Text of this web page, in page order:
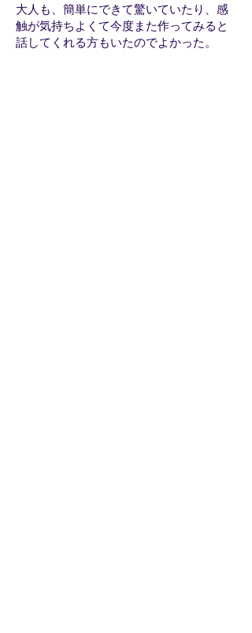
大人も、簡単にできて驚いていたり、感
触が気持ちよくて今度また作ってみると
話してくれる方もいたのでよかった。